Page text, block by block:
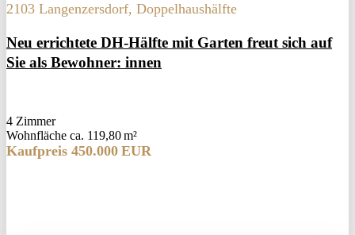
2103 Langenzersdorf, Doppelhaushälfte
Neu errichtete DH-Hälfte mit Garten freut sich auf
Sie als Bewohner: innen
4 Zimmer
Wohnfläche ca. 119,80 m²
Kaufpreis 450.000 EUR